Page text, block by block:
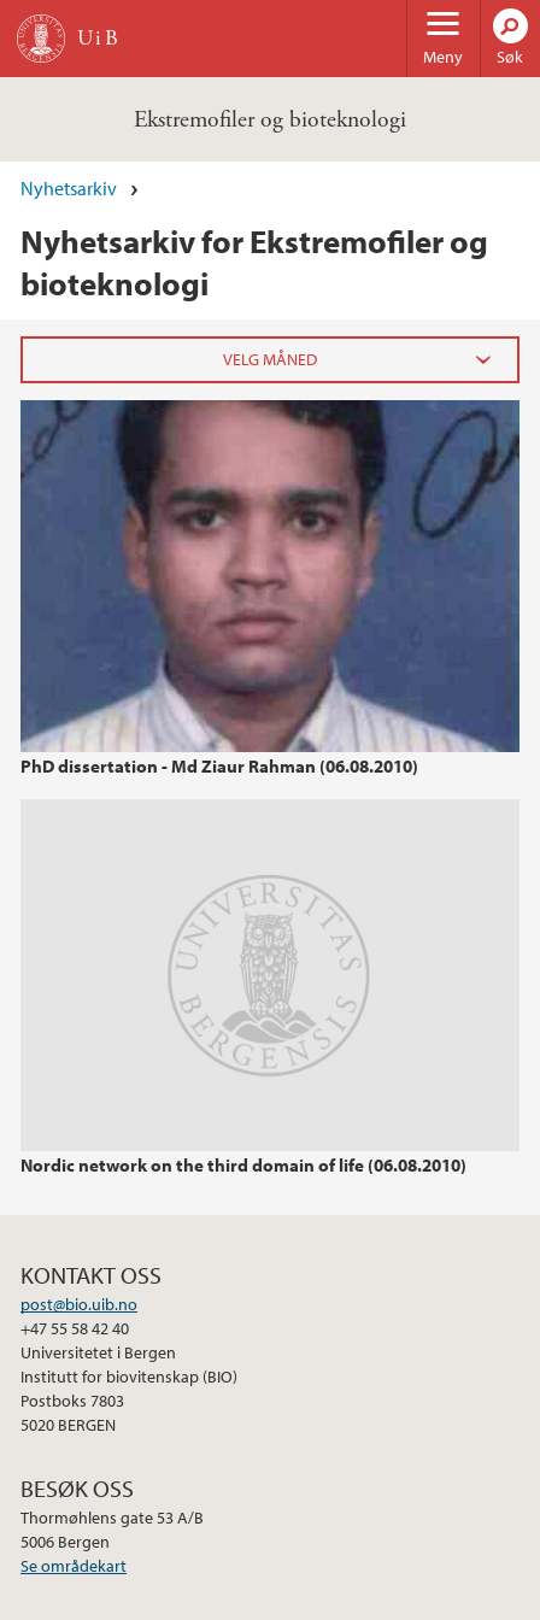
Hopp til hovedinnhold
Meny Søk
Ekstremofiler og bioteknologi
Nyhetsarkiv
Nyhetsarkiv for Ekstremofiler og
bioteknologi
PhD dissertation - Md Ziaur Rahman (06.08.2010)
Nordic network on the third domain of life (06.08.2010)
2020
2019
2018
2017
2016
2015
2012
2011
2010
KONTAKT OSS
post@bio.uib.no
+47 55 58 42 40
Universitetet i Bergen
Institutt for biovitenskap (BIO)
Postboks 7803
5020 BERGEN
BESØK OSS
Thormøhlens gate 53 A/B
5006 Bergen
Se områdekart